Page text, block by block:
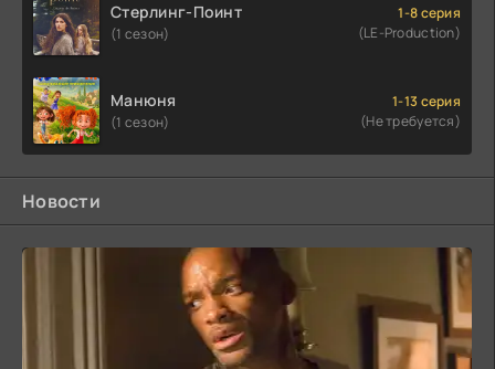
Стерлинг-Поинт
(1 сезон)
1-8 серия
(LE-Production)
Манюня
(1 сезон)
1-13 серия
(Не требуется)
Новости